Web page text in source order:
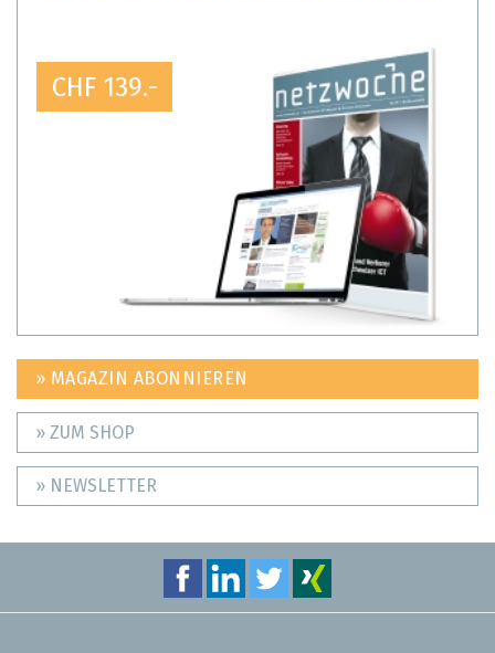
CHF 139.-
» MAGAZIN ABONNIEREN
» ZUM SHOP
» NEWSLETTER